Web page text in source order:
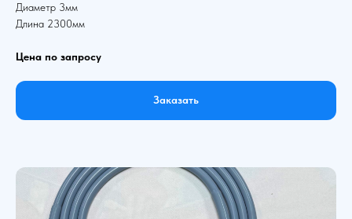
Диаметр 3мм
Длина 2300мм
Цена по запросу
Заказать